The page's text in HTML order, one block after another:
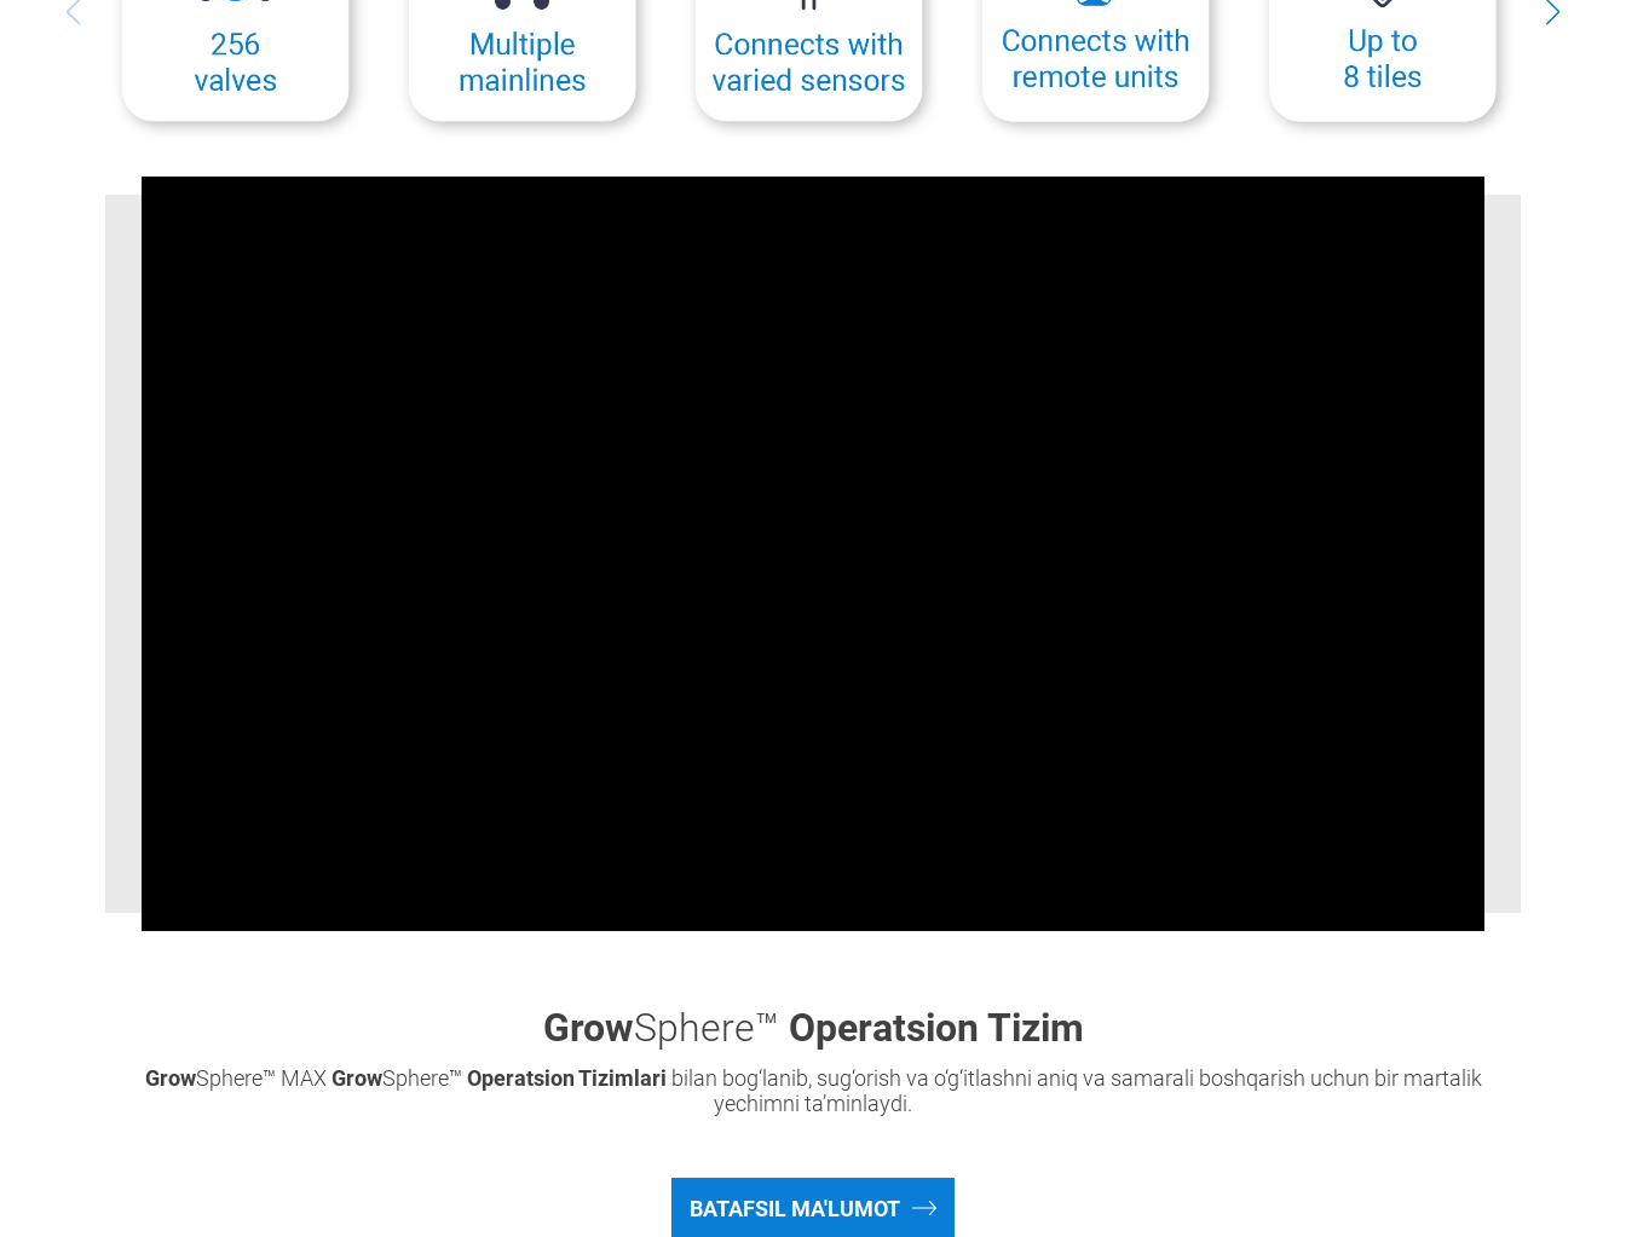
GrowSphere™ Operatsion Tizim
GrowSphere™ MAX GrowSphere™ Operatsion Tizimlari bilan bog‘lanib, sug‘orish va o‘g‘itlashni aniq va samarali boshqarish uchun bir martalik
yechimni ta’minlaydi.
BATAFSIL MA'LUMOT